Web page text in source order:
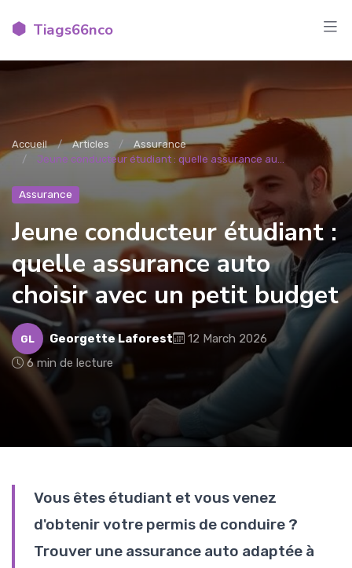
Tiags66nco
Accueil Articles
Assurance
Jeune conducteur étudiant : quelle assurance au...
Assurance
Jeune conducteur étudiant :
quelle assurance auto
choisir avec un petit budget
GL Georgette Laforest
12 March 2026
6 min de lecture
Vous êtes étudiant et vous venez
d'obtenir votre permis de conduire ?
Trouver une assurance auto adaptée à